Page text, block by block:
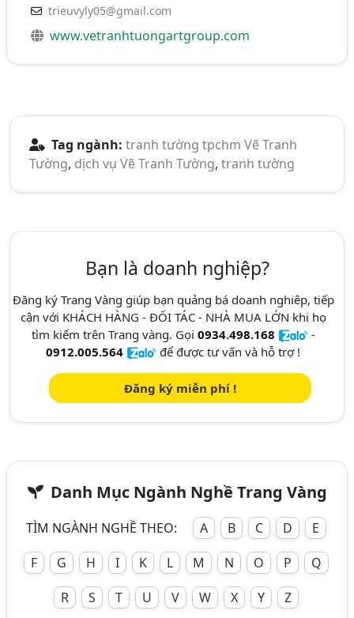
trieuvyly05@gmail.com
www.vetranhtuongartgroup.com
Tag ngành: tranh tường tpchm Vẽ Tranh
Tường, dịch vụ Vẽ Tranh Tường, tranh tường
Bạn là doanh nghiệp?
Đăng ký Trang Vàng giúp bạn quảng bá doanh nghiêp, tiếp
cận với KHÁCH HÀNG - ĐỐI TÁC - NHÀ MUA LỚN khi họ
tìm kiếm trên Trang vàng. Gọi 0934.498.168
-
0912.005.564
để được tư vấn và hỗ trợ !
Đăng ký miễn phí !
Danh Mục Ngành Nghề Trang Vàng
TÌM NGÀNH NGHỀ THEO: A B C D
E
F
G H I K L M N O P
Q
R
S T U V W X Y Z